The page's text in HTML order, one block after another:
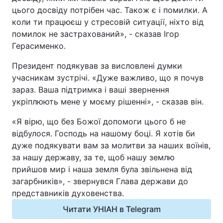
цього досвіду потрібен час. Також є і помилки. А
коли ти працюєш у стресовій ситуації, ніхто від
помилок не застрахований», - сказав Ігор
Герасименко.
Президент подякував за висловлені думки
учасникам зустрічі. «Дуже важливо, що я почув
зараз. Ваша підтримка і ваші звернення
укріплюють мене у моєму рішенні», - сказав він.
«Я вірю, що без Божої допомоги цього б не
відбулося. Господь на нашому боці. Я хотів би
дуже подякувати вам за молитви за наших воїнів,
за нашу державу, за те, щоб нашу землю
прийшов мир і наша земля була звільнена від
загарбників», - звернувся Глава держави до
представників духовенства.
Читати УНІАН в Telegram